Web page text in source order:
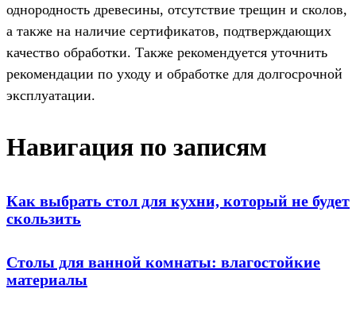
однородность древесины, отсутствие трещин и сколов,
а также на наличие сертификатов, подтверждающих
качество обработки. Также рекомендуется уточнить
рекомендации по уходу и обработке для долгосрочной
эксплуатации.
Навигация по записям
Как выбрать стол для кухни, который не будет
скользить
Столы для ванной комнаты: влагостойкие
материалы